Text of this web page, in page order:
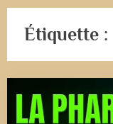
Étiquette :